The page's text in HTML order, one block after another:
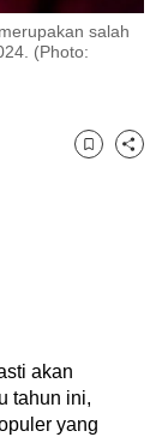
salah
(Photo:
Bookmark
Share
akan
tahun ini,
yang